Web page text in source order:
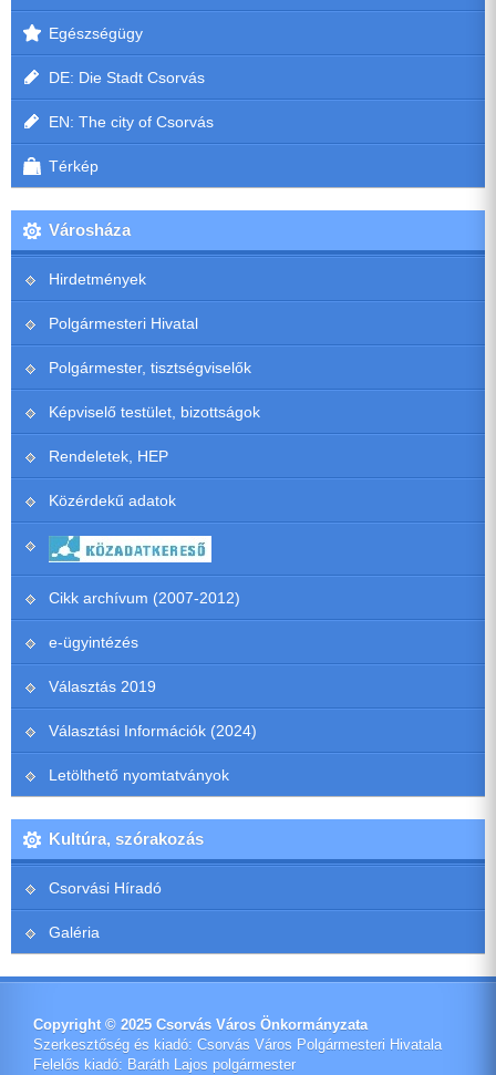
Egészségügy
DE: Die Stadt Csorvás
EN: The city of Csorvás
Térkép
Városháza
Hirdetmények
Polgármesteri Hivatal
Polgármester, tisztségviselők
Képviselő testület, bizottságok
Rendeletek, HEP
Közérdekű adatok
Cikk archívum (2007-2012)
e-ügyintézés
Választás 2019
Választási Információk (2024)
Letölthető nyomtatványok
Kultúra, szórakozás
Csorvási Híradó
Galéria
Copyright © 2025 Csorvás Város Önkormányzata
Szerkesztőség és kiadó: Csorvás Város Polgármesteri Hivatala
Felelős kiadó: Baráth Lajos polgármester